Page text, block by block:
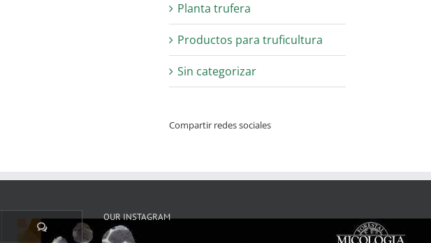
Planta trufera
Productos para truficultura
Sin categorizar
Compartir redes sociales
Comentarios
OUR INSTAGRAM